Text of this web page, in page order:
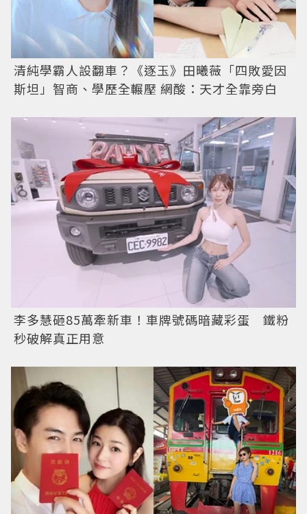
清純學霸人設翻車？《逐玉》田曦薇「四敗愛因
斯坦」智商、學歷全輾壓 網酸：天才全靠旁白
李多慧砸85萬牽新車！車牌號碼暗藏彩蛋 鐵粉
秒破解真正用意